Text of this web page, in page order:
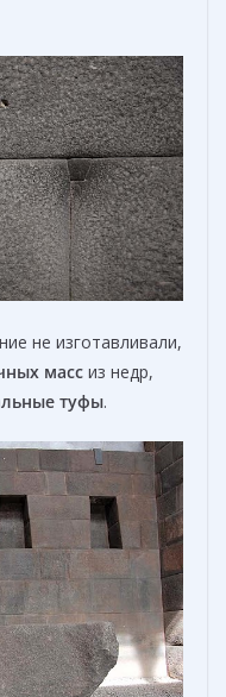
не изготавливали,
масс из недр,
туфы.